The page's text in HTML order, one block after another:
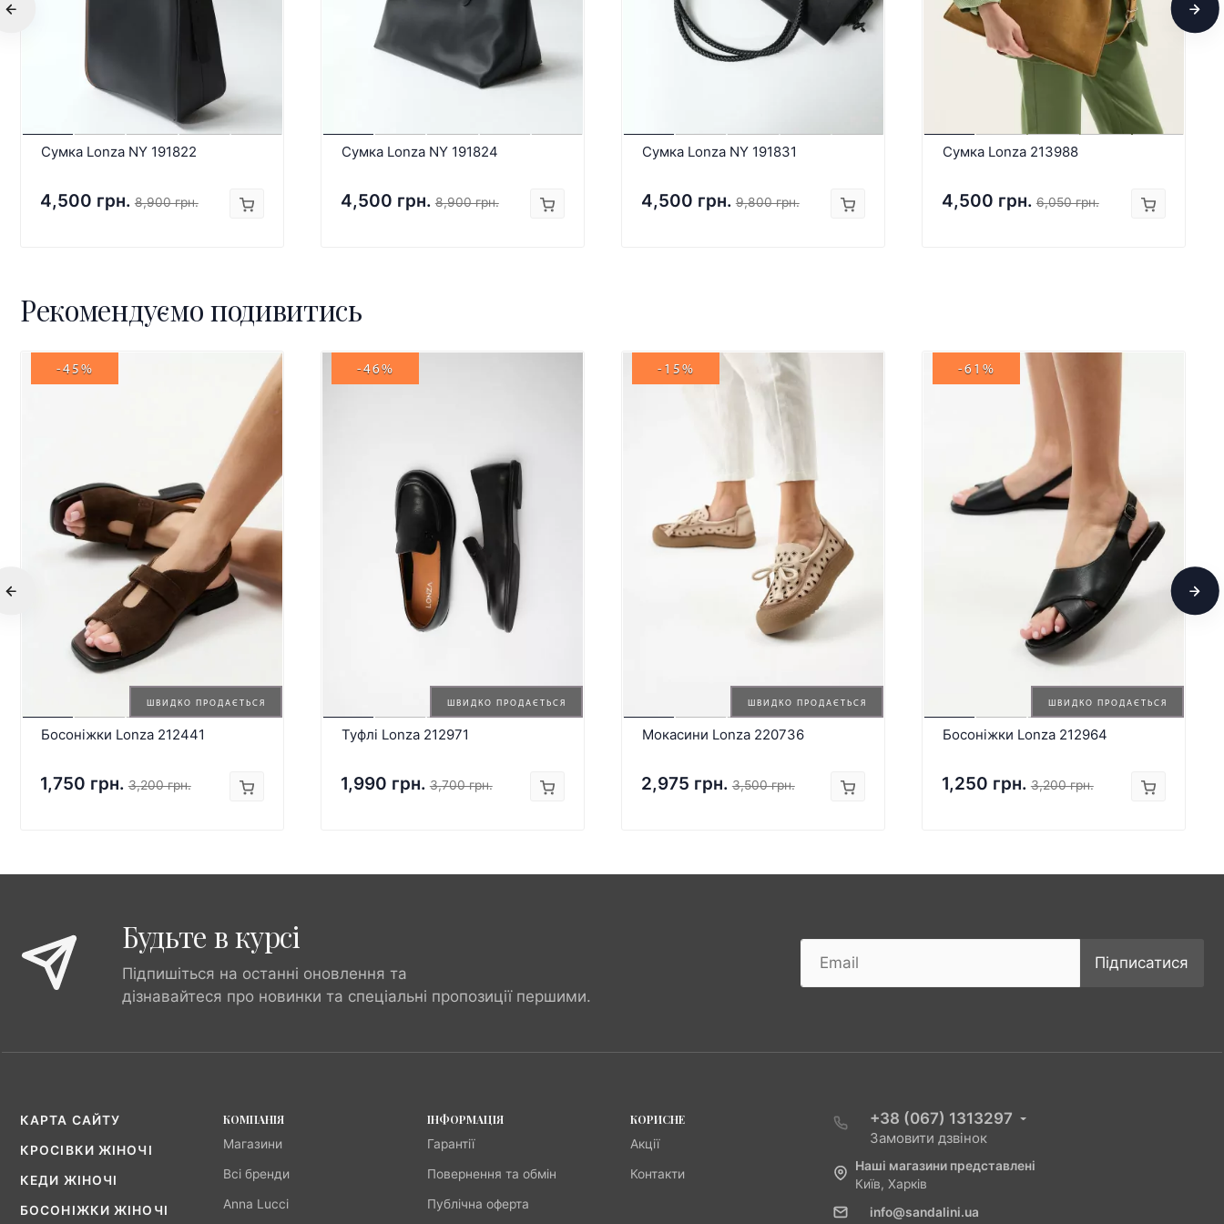
Сумка Lonza NY 191822
4,500 грн. 8,900 грн.
Сумка Lonza NY 191824
4,500 грн. 8,900 грн.
Сумка Lonza NY 191831
4,500 грн. 9,800 грн.
Сумка Lonza 213988
4,500 грн. 6,050 грн.
Рекомендуємо подивитись
ШВИДКО ПРОДАЄТЬСЯ
-45%
Босоніжки Lonza 212441
1,750 грн. 3,200 грн.
ШВИДКО ПРОДАЄТЬСЯ
-46%
Туфлі Lonza 212971
1,990 грн. 3,700 грн.
ШВИДКО ПРОДАЄТЬСЯ
-15%
Мокасини Lonza 220736
2,975 грн. 3,500 грн.
ШВИДКО ПРОДАЄТЬСЯ
-61%
Босоніжки Lonza 212964
1,250 грн. 3,200 грн.
Будьте в курсі
Підпишіться на останні оновлення та
дізнавайтеся про новинки та спеціальні пропозиції першими.
Підписатися
КАРТА САЙТУ
КРОСІВКИ ЖІНОЧІ
КЕДИ ЖІНОЧІ
БОСОНІЖКИ ЖІНОЧІ
КОМПАНІЯ
Магазини
Всі бренди
Anna Lucci
ІНФОРМАЦІЯ
Гарантії
Повернення та обмін
Публічна оферта
КОРИСНЕ
Акції
Контакти
+38 (067) 1313297
Замовити дзвінок
Наші магазини представлені
Київ, Харків
info@sandalini.ua